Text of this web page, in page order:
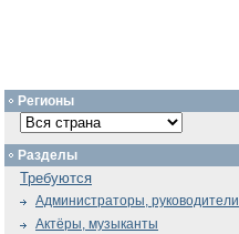
Регионы
Разделы
Требуются
Администраторы, руководители
Актёры, музыканты